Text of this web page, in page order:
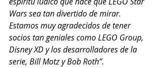
Wars sea tan divertido de mirar.
Estamos muy agradecidos de tener
socios tan geniales como LEGO Group,
Disney XD y los desarrolladores de la
serie, Bill Motz y Bob Roth”.